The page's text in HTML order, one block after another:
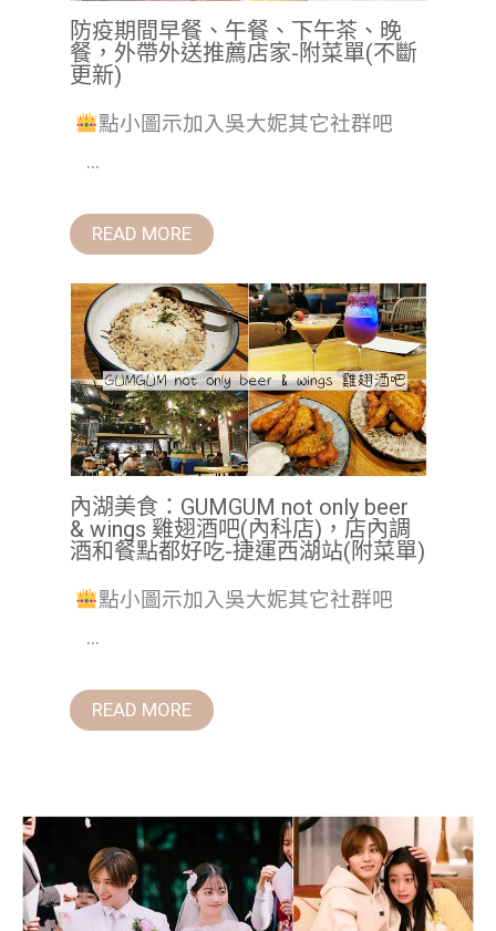
防疫期間早餐、午餐、下午茶、晚
餐，外帶外送推薦店家-附菜單(不斷
更新)
點小圖示加入吳大妮其它社群吧
...
READ MORE
內湖美食：GUMGUM not only beer
& wings 雞翅酒吧(內科店)，店內調
酒和餐點都好吃-捷運西湖站(附菜單)
點小圖示加入吳大妮其它社群吧
...
READ MORE